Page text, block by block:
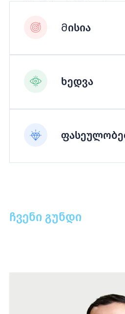
Მისია
ხედვა
ჩვენი გუნდი